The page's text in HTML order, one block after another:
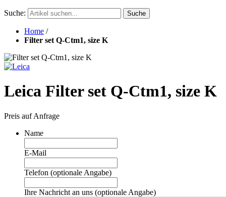
Suche: Suche
Home /
Filter set Q-Ctm1, size K
Leica Filter set Q-Ctm1, size K
Preis auf Anfrage
Name
E-Mail
Telefon (optionale Angabe)
Ihre Nachricht an uns (optionale Angabe)